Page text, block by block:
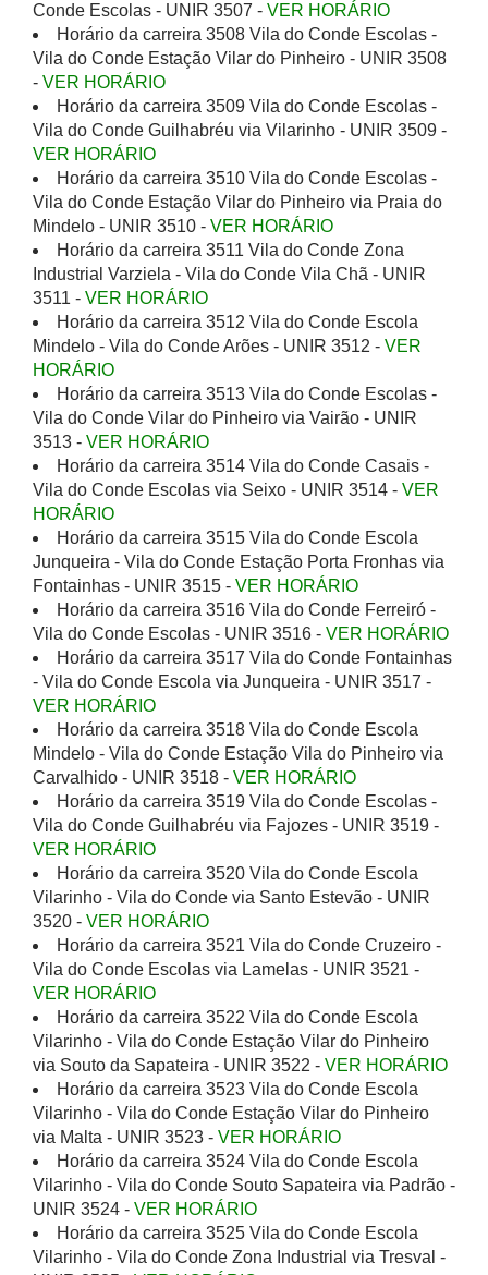
Conde Escolas - UNIR 3507 - VER HORÁRIO
Horário da carreira 3508 Vila do Conde Escolas -
Vila do Conde Estação Vilar do Pinheiro - UNIR 3508
- VER HORÁRIO
Horário da carreira 3509 Vila do Conde Escolas -
Vila do Conde Guilhabréu via Vilarinho - UNIR 3509 -
VER HORÁRIO
Horário da carreira 3510 Vila do Conde Escolas -
Vila do Conde Estação Vilar do Pinheiro via Praia do
Mindelo - UNIR 3510 - VER HORÁRIO
Horário da carreira 3511 Vila do Conde Zona
Industrial Varziela - Vila do Conde Vila Chã - UNIR
3511 - VER HORÁRIO
Horário da carreira 3512 Vila do Conde Escola
Mindelo - Vila do Conde Arões - UNIR 3512 - VER
HORÁRIO
Horário da carreira 3513 Vila do Conde Escolas -
Vila do Conde Vilar do Pinheiro via Vairão - UNIR
3513 - VER HORÁRIO
Horário da carreira 3514 Vila do Conde Casais -
Vila do Conde Escolas via Seixo - UNIR 3514 - VER
HORÁRIO
Horário da carreira 3515 Vila do Conde Escola
Junqueira - Vila do Conde Estação Porta Fronhas via
Fontainhas - UNIR 3515 - VER HORÁRIO
Horário da carreira 3516 Vila do Conde Ferreiró -
Vila do Conde Escolas - UNIR 3516 - VER HORÁRIO
Horário da carreira 3517 Vila do Conde Fontainhas
- Vila do Conde Escola via Junqueira - UNIR 3517 -
VER HORÁRIO
Horário da carreira 3518 Vila do Conde Escola
Mindelo - Vila do Conde Estação Vila do Pinheiro via
Carvalhido - UNIR 3518 - VER HORÁRIO
Horário da carreira 3519 Vila do Conde Escolas -
Vila do Conde Guilhabréu via Fajozes - UNIR 3519 -
VER HORÁRIO
Horário da carreira 3520 Vila do Conde Escola
Vilarinho - Vila do Conde via Santo Estevão - UNIR
3520 - VER HORÁRIO
Horário da carreira 3521 Vila do Conde Cruzeiro -
Vila do Conde Escolas via Lamelas - UNIR 3521 -
VER HORÁRIO
Horário da carreira 3522 Vila do Conde Escola
Vilarinho - Vila do Conde Estação Vilar do Pinheiro
via Souto da Sapateira - UNIR 3522 - VER HORÁRIO
Horário da carreira 3523 Vila do Conde Escola
Vilarinho - Vila do Conde Estação Vilar do Pinheiro
via Malta - UNIR 3523 - VER HORÁRIO
Horário da carreira 3524 Vila do Conde Escola
Vilarinho - Vila do Conde Souto Sapateira via Padrão -
UNIR 3524 - VER HORÁRIO
Horário da carreira 3525 Vila do Conde Escola
Vilarinho - Vila do Conde Zona Industrial via Tresval -